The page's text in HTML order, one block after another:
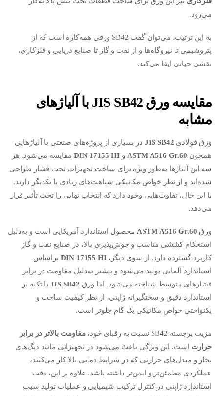
می‌رود.
به این ترتیب، می‌توان گفت SB42 ورقی همه‌کاره است که از
پتروشیمی تا نیروگاه‌ها و از نفت و گاز تا صنایع دریایی و فلزکاری،
نقشی حیاتی ایفا می‌کند.
مقایسه ورق
با آلیاژهای
مشابه
ورق فولادی JIS SB42 در بسیاری از پروژه‌های صنعتی با آلیاژهایی
همچون ASTM A516 Gr.60 و DIN 17155 HI مقایسه می‌شود. هر
سه این آلیاژها به‌طور ویژه برای ساخت تجهیزات تحت فشار طراحی
شده‌اند و از نظر خواص مکانیکی شباهت‌های زیادی با یکدیگر دارند.
با این حال، تفاوت‌هایی وجود دارد که انتخاب نهایی را تحت تأثیر قرار
می‌دهد.
ورق ASTM A516 Gr.60 محصول استاندارد آمریکایی است و به‌دلیل
استحکام کششی مناسب و جوش‌پذیری بالا، در صنایع نفت و گاز
کاربرد گسترده دارد. از سوی دیگر، DIN 17155 HI براساس
استاندارد آلمانی تولید می‌شود و بیشتر به‌دلیل مقاومت در برابر
فشارهای متوسط شناخته می‌شود. اما ورق JIS SB42 با تکیه بر
استاندارد دقیق و سختگیرانه ژاپنی، از نظر کیفیت ساخت و
یکنواختی خواص مکانیکی یک گام جلوتر است.
مزیت برجسته SB42 نسبت به رقبای خود،
مقاومت بالاتر در برابر
حرارت است. این ویژگی باعث می‌شود در تجهیزاتی مانند دیگ‌های
بخار و مبدل‌های حرارتی که در شرایط دمایی بالا کار می‌کنند،
عملکردی مطمئن‌تر و ایمن‌تر داشته باشد. علاوه بر این، دقت
استاندارد ژاپنی در کنترل ترکیب شیمیایی و عملیات تولید سبب